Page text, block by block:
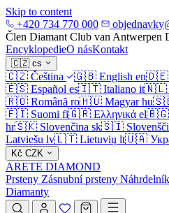
Skip to content
+420 734 770 000
Člen Diamant Club van Antwerpen
EncyklopedieO násKontakt
🇨🇿 cs
🇨🇿 Čeština 🇬🇧 English en🇩🇪
🇪🇸 Español es🇮🇹 Italiano it🇳🇱
🇷🇴 Română ro🇭🇺 Magyar hu
🇫🇮 Suomi fi🇬🇷 Ελληνικά el🇧🇬
hr🇸🇰 Slovenčina sk🇸🇮
Latviešu lv🇱🇹 Lietuvių lt🇺🇦
Kč CZK
ARETE DIAMOND
Prsteny Zásnubní prsteny
Diamanty